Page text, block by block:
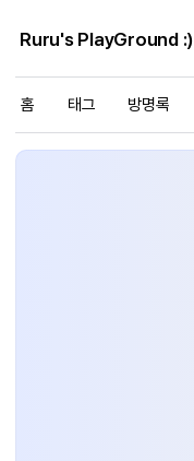
Ruru's PlayGround :)
홈 태그 방명록